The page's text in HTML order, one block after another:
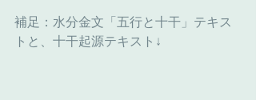
補足：水分金文「五行と十干」テキス
トと、十干起源テキスト↓